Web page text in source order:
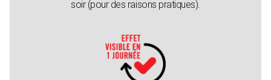
soir (pour des raisons pratiques).